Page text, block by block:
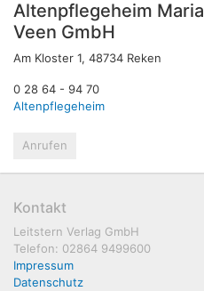
Altenpflegeheim Maria
Veen GmbH
Am Kloster 1, 48734 Reken
0 28 64 - 94 70
Altenpflegeheim
Anrufen
Kontakt
Leitstern Verlag GmbH
Telefon: 02864 9499600
Impressum
Datenschutz